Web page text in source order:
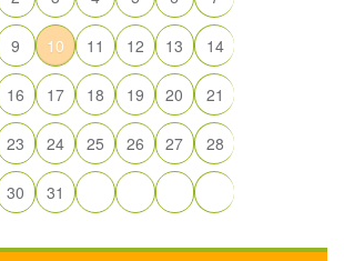
9 10 11 12 13 14
16 17 18 19 20 21
23 24 25 26 27 28
30 31